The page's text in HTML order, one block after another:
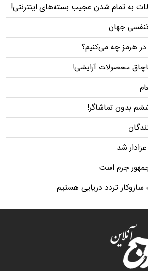
به تمام شدن عجیب بسته‌های اینترنتی!
جهان
محصولات آرایشی!
بدون تماشاگر!
شد
جرم است
تردد دریایی هستیم